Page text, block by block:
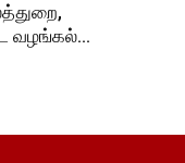
வழங்கல்...